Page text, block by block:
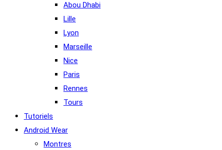
Abou Dhabi
Lille
Lyon
Marseille
Nice
Paris
Rennes
Tours
Tutoriels
Android Wear
Montres